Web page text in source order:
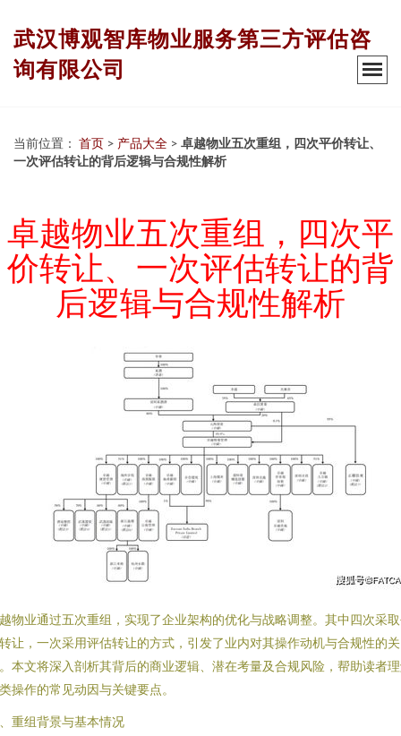
武汉博观智库物业服务第三方评估咨
询有限公司
当前位置： 首页 > 产品大全 > 卓越物业五次重组，四次平价转让、
一次评估转让的背后逻辑与合规性解析
卓越物业五次重组，四次平
价转让、一次评估转让的背
后逻辑与合规性解析
物业通过五次重组，实现了企业架构的优化与战略调整。其中四次采
让，一次采用评估转让的方式，引发了业内对其操作动机与合规性的关
本文将深入剖析其背后的商业逻辑、潜在考量及合规风险，帮助读者
操作的常见动因与关键要点。
重组背景与基本情况